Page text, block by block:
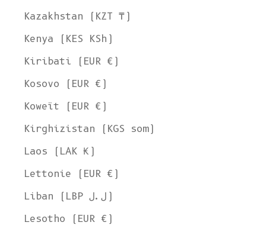
Kazakhstan (KZT ₸)
Kenya (KES KSh)
Kiribati (EUR €)
Kosovo (EUR €)
Koweït (EUR €)
Kirghizistan (KGS som)
Laos (LAK ₭)
Lettonie (EUR €)
Liban (LBP ل.ل)
Lesotho (EUR €)